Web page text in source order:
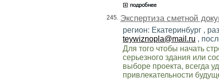
245. Экспертиза сметной
регион: Екатеринбург ,
teywiznopla@mail.ru ,
Для того чтобы начать
серьезного здания или
выборе проекта, всегда
привлекательности